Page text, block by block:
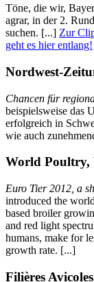
Töne, die wir,
agrar, in der 2.
suchen. [...] Zur
geht es hier entlang!
Nordwest-
Chancen für
beispielsweise das
erfolgreich in
wie auch
World Poultry,
Euro Tier 2012, a
introduced the
based broiler
and red light
humans, make for
growth rate. [...]
Filières